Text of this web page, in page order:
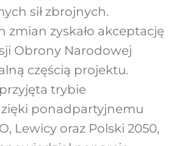
sił zbrojnych.
zmian zyskało akceptację
Obrony Narodowej
częścią projektu.
trybie
ponadpartyjnemu
Lewicy oraz Polski 2050,